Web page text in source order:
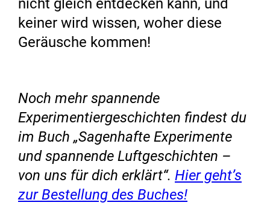
nicht gleich entdecken kann, und
keiner wird wissen, woher diese
Geräusche kommen!
Noch mehr spannende
Experimentiergeschichten findest du
im Buch „Sagenhafte Experimente
und spannende Luftgeschichten –
von uns für dich erklärt“. Hier geht’s
zur Bestellung des Buches!